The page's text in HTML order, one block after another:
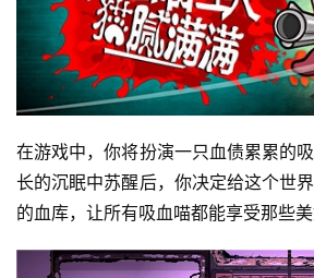
在游戏中，你将扮演一只血债累累的
长的沉眠中苏醒后，你决定给这个世
的血库，让所有吸血喵都能享受那些美